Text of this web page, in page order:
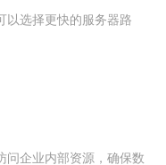
以选择更快的服务器路
问企业内部资源，确保数